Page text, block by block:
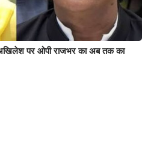
पर ओपी राजभर का अब तक का